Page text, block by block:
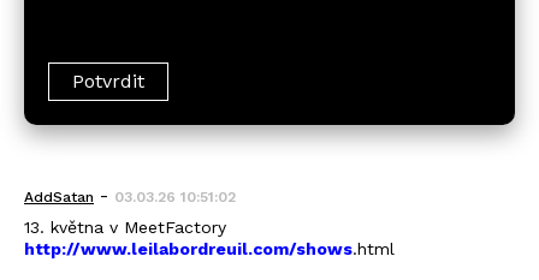
AddSatan - 03.03.26 10:51:02
13. května v MeetFactory
http://www.leilabordreuil.com/shows.html